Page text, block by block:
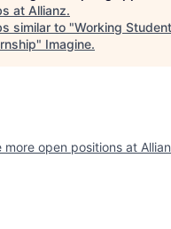
at Allianz.
similar to "Working
" Imagine.
more open positions at